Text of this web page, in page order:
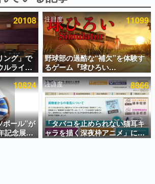
ップ
ている記事ランキング
一覧
り記事
数が数千以上！ ページビュー数万以上！ などな
の人々に読まれた、電ファミ渾身の“殿堂入り”記
めました。
20108
ング」で
ルライク
んはソウ
返事に失
注目度 11099
野球部の過酷な“補欠”を体験す
るゲーム『球ひろい
Simulator』が「1件」のウィッ
シュリストをもとにチェコ語に
対応しSNSで話題に。『キング
ダム・カム』開発元やチェコの
プロ野球選手から称賛の声
10824
ボール”が
記念展
注目度 8866
「タバコを止められない猫耳キ
ャラを描く深夜枠アニメ」に視
聴者の一部から批判意見。違法